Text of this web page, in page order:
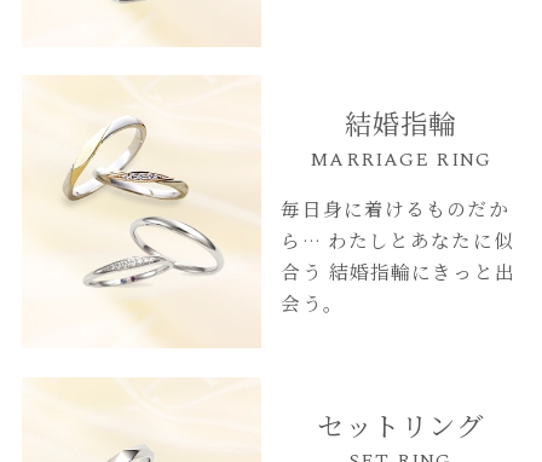
結婚指輪
MARRIAGE RING
毎日身に着けるものだか
ら… わたしとあなたに似
合う 結婚指輪にきっと出
会う。
セットリング